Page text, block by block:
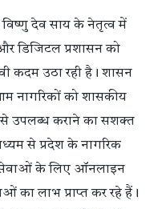
विष्णु देव साय के नेतृत्व में
डिजिटल प्रशासन को
कदम उठा रही है। शासन
नागरिकों को शासकीय
उपलब्ध कराने का सशक्त
से प्रदेश के नागरिक
सेवाओं के लिए ऑनलाइन
का लाभ प्राप्त कर रहे हैं।